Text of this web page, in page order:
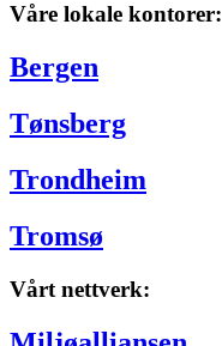
Våre lokale kontorer:
Bergen
Tønsberg
Trondheim
Tromsø
Vårt nettverk: